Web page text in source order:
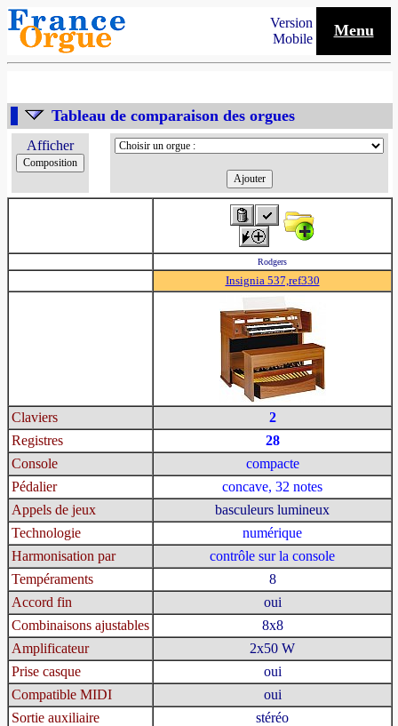
Version
Mobile
Menu
Tableau de comparaison des orgues
Afficher
Rodgers
Insignia 537,ref330
Claviers
2
Registres
28
Console
compacte
Pédalier
concave, 32 notes
Appels de jeux
basculeurs lumineux
Technologie
numérique
Harmonisation par
contrôle sur la console
Tempéraments
8
Accord fin
oui
Combinaisons ajustables
8x8
Amplificateur
2x50 W
Prise casque
oui
Compatible MIDI
oui
Sortie auxiliaire
stéréo